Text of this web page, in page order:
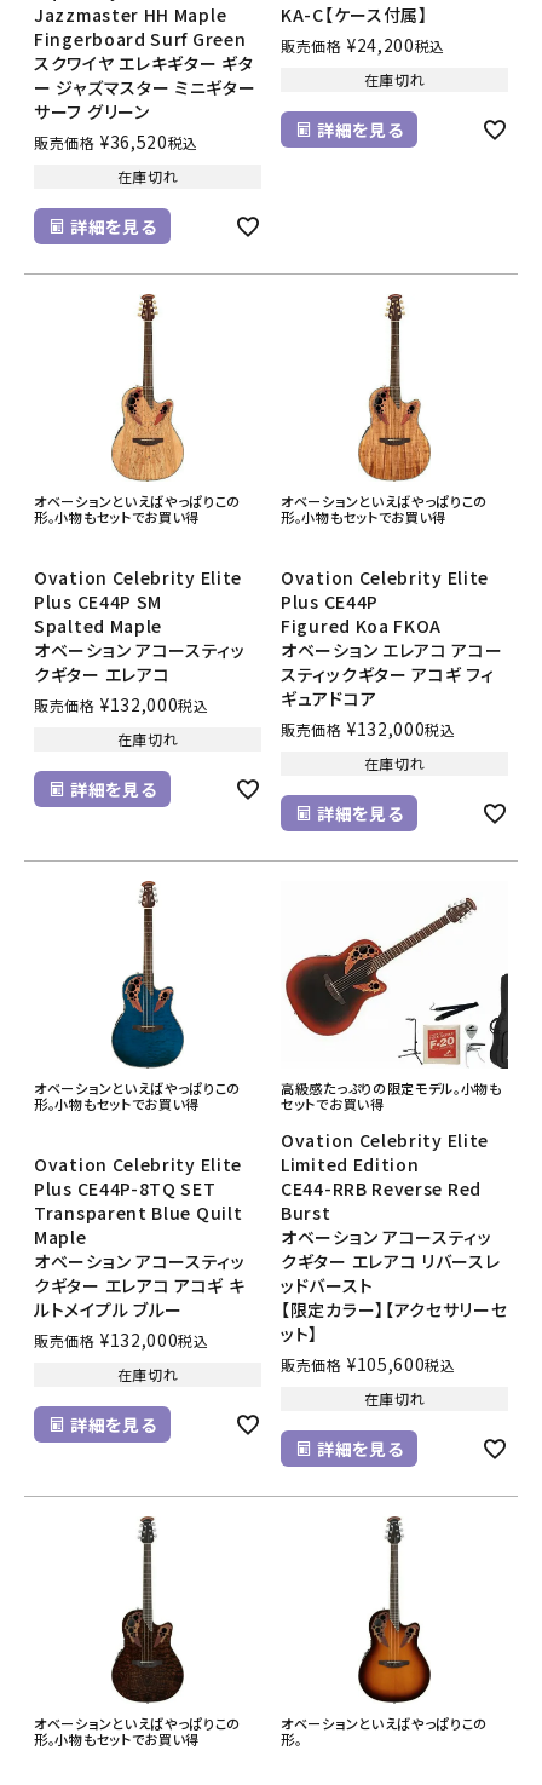
Jazzmaster HH Maple
Fingerboard Surf Green
スクワイヤ エレキギター ギタ
ー ジャズマスター ミニギター
サーフ グリーン
販売価格 ¥36,520税込
在庫切れ
詳細を見る
KA-C【ケース付属】
販売価格 ¥24,200税込
在庫切れ
詳細を見る
オベーションといえばやっぱりこの
形。小物もセットでお買い得
Ovation Celebrity Elite
Plus CE44P SM
Spalted Maple
オベーション アコースティッ
クギター エレアコ
販売価格 ¥132,000税込
在庫切れ
詳細を見る
オベーションといえばやっぱりこの
形。小物もセットでお買い得
Ovation Celebrity Elite
Plus CE44P
Figured Koa FKOA
オベーション エレアコ アコー
スティックギター アコギ フィ
ギュアドコア
販売価格 ¥132,000税込
在庫切れ
詳細を見る
オベーションといえばやっぱりこの
形。小物もセットでお買い得
Ovation Celebrity Elite
Plus CE44P-8TQ SET
Transparent Blue Quilt
Maple
オベーション アコースティッ
クギター エレアコ アコギ キ
ルトメイプル ブルー
販売価格 ¥132,000税込
在庫切れ
詳細を見る
高級感たっぷりの限定モデル。小物も
セットでお買い得
Ovation Celebrity Elite
Limited Edition
CE44-RRB Reverse Red
Burst
オベーション アコースティッ
クギター エレアコ リバースレ
ッドバースト
【限定カラー】【アクセサリーセ
ット】
販売価格 ¥105,600税込
在庫切れ
詳細を見る
オベーションといえばやっぱりこの
形。小物もセットでお買い得
オベーションといえばやっぱりこの
形。